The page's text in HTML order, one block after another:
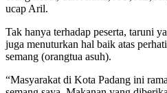
ucap Aril.
Tak hanya terhadap peserta, taruni
juga menuturkan hal baik atas
semang (orangtua asuh).
“Masyarakat di Kota Padang ini